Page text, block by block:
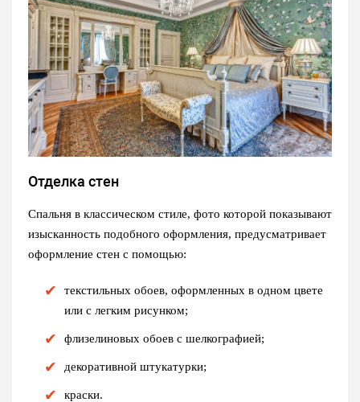
Отделка стен
Спальня в классическом стиле, фото которой показывают
изысканность подобного оформления, предусматривает
оформление стен с помощью:
текстильных обоев, оформленных в одном цвете
или с легким рисунком;
флизелиновых обоев с шелкографией;
декоративной штукатурки;
краски.